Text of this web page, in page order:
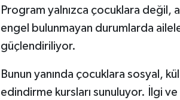
Program yalnızca çocuklara değil,
engel bulunmayan durumlarda
güçlendiriliyor.
Bunun yanında çocuklara sosyal,
edindirme kursları sunuluyor. İlgi